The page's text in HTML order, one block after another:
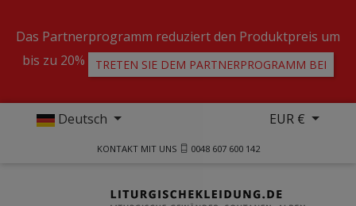
Das Partnerprogramm reduziert den Produktpreis um
bis zu 20%
TRETEN SIE DEM PARTNERPROGRAMM BEI
Deutsch EUR €
KONTAKT MIT UNS 0048 607 600 142